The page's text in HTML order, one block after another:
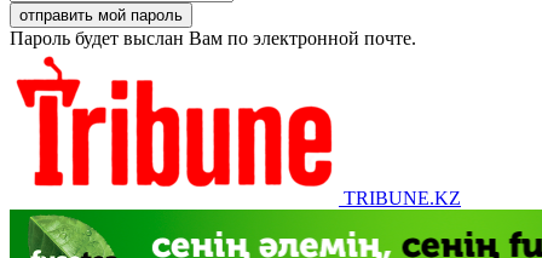
Пароль будет выслан Вам по электронной почте.
TRIBUNE.KZ